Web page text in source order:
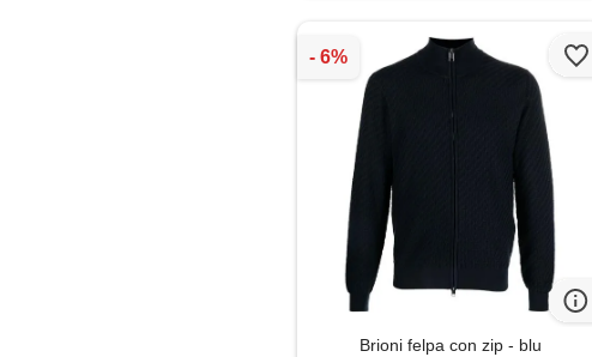
Brioni felpa con zip - blu